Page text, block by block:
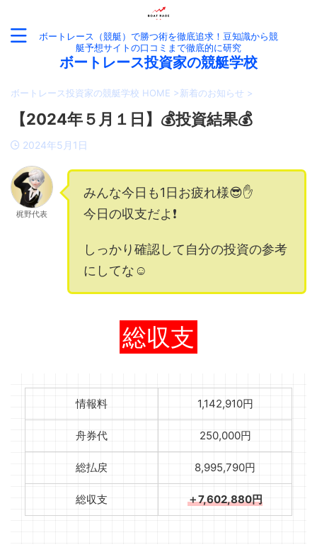
ボートレース（競艇）で勝つ術を徹底追求！豆知識から競
艇予想サイトの口コミまで徹底的に研究
ボートレース投資家の競艇学校
ボートレース投資家の競艇学校 HOME >新着のお知らせ >
【2024年５月１日】💰投資結果💰
2024年5月1日
梶野代表
みんな今日も1日お疲れ様😎✋
今日の収支だよ❗️
しっかり確認して自分の投資の参考
にしてな☺️
総収支
情報料 1,142,910円
舟券代 250,000円
総払戻 8,995,790円
総収支 ＋7,602,880円